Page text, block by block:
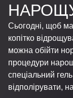
Сьогодні, щоб
копітко
можна обійти
процедури
спеціальний
відполірувати,